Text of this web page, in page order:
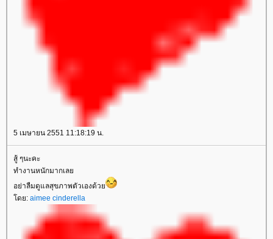
5 เมษายน 2551 11:18:19 น.
สู้ ๆนะคะ
ทำงานหนักมากเล
อย่าลืมดูแลสุขภาพตัวเองด้ว
ดย: aimee cinderella